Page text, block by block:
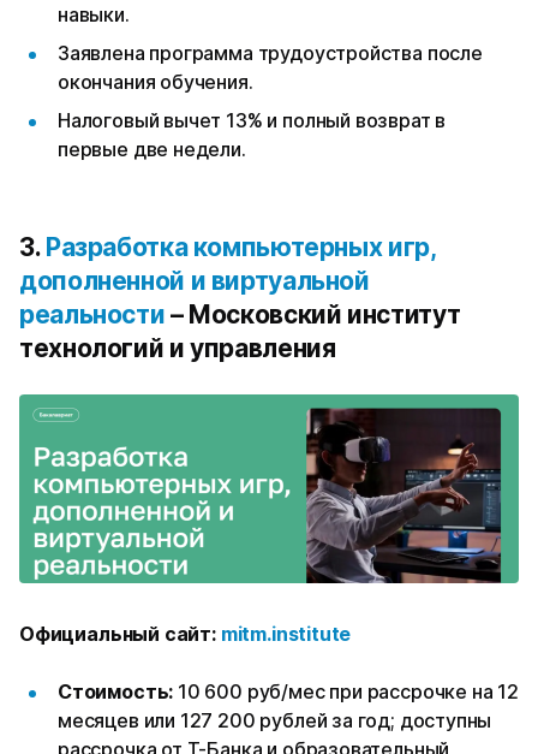
навыки.
Заявлена программа трудоустройства после
окончания обучения.
Налоговый вычет 13% и полный возврат в
первые две недели.
3. Разработка компьютерных игр,
дополненной и виртуальной
реальности – Московский институт
технологий и управления
Официальный сайт: mitm.institute
Стоимость: 10 600 руб/мес при рассрочке на 12
месяцев или 127 200 рублей за год; доступны
рассрочка от Т-Банка и образовательный